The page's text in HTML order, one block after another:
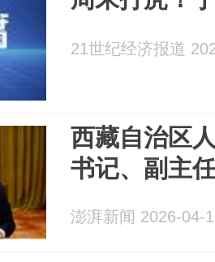
21世纪经济报道
西藏自治区
书记、副主
澎湃新闻 2026-04-